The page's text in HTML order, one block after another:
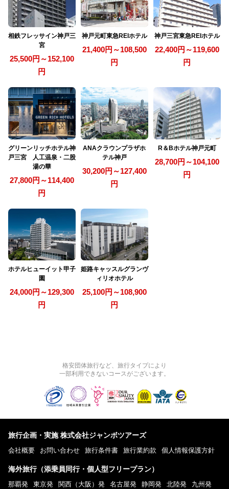
相鉄フレッサイン神戸三
宮
25,500円～152,100
円
神戸元町東急REIホテル
21,400円～108,500
円
神戸三宮東急REIホテル
22,400円～119,600
円
グリーンリッチホテル神
戸三宮 人工温泉・二股
湯の華
27,800円～114,400
円
ANAクラウンプラザホ
テル神戸
30,200円～127,400
円
R＆Bホテル神戸元町
28,700円～104,100
円
ホテルヒューイット甲子
園
24,000円～129,300
円
姫路キャッスルグランヴ
ィリオホテル
25,100円～108,900
円
格安団体旅行など、旅行タイプにより
一部利用できないコースがございます。
旅行企画・実施 株式会社ジャンボツアーズ
会社概要 お問い合わせ 旅行条件書 旅行業約款 個人情報保護方針
海外旅行（添乗員同行・個人型フリープラン）
那覇発 東京発 関西（大阪）発 名古屋発 静岡発 北陸発 九州発